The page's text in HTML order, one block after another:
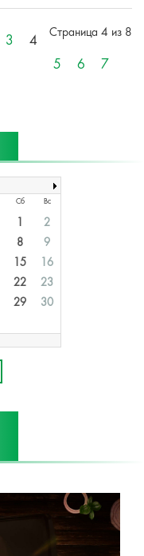
Страница 4 из 8
3
4
5
6 7
Сб Вс
1
2
8
9
15
16
22
23
29
30